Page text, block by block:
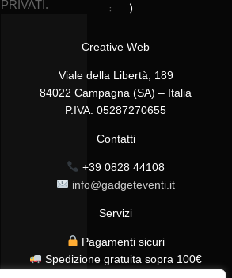
PRIVATI.
Creative Web
Viale della Libertà, 189
84022 Campagna (SA) – Italia
P.IVA: 05287270655
Contatti
+39 0828 44108
info@gadgeteventi.it
Servizi
Pagamenti sicuri
Spedizione gratuita sopra 100€
:
)